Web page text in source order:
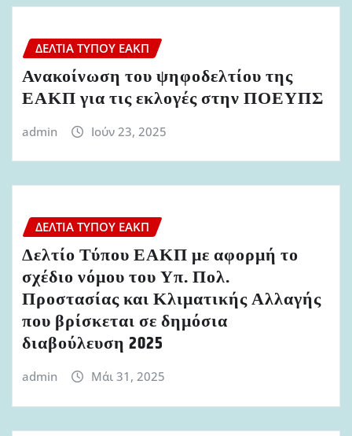
ΔΕΛΤΊΑ ΤΎΠΟΥ ΕΑΚΠ
Ανακοίνωση του ψηφοδελτίου της
ΕΑΚΠ για τις εκλογές στην ΠΟΕΥΠΣ
admin Ιούν 23, 2025
ΔΕΛΤΊΑ ΤΎΠΟΥ ΕΑΚΠ
Δελτίο Τύπου ΕΑΚΠ με αφορμή το
σχέδιο νόμου του Υπ. Πολ.
Προστασίας και Κλιματικής Αλλαγής
που βρίσκεται σε δημόσια
διαβούλευση 2025
admin Μάι 31, 2025